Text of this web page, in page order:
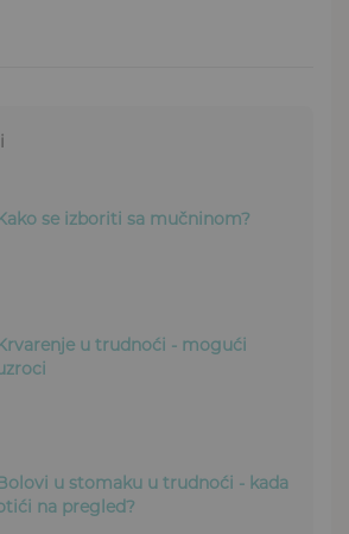
se izboriti sa mučninom?
u trudnoći - mogući
u stomaku u trudnoći - kada
na pregled?